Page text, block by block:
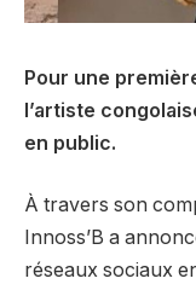
Pour une
l’artiste
en public.
À travers son
Innoss’B a
réseaux sociaux